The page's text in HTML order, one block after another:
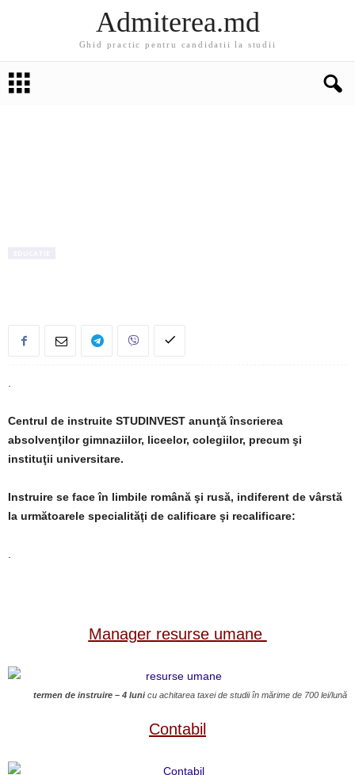
Admiterea.md
Ghid practic pentru candidatii la studii
Centrul de instruite STUDINVEST anunţă înscrierea
absolvenţilor gimnaziilor, liceelor, colegiilor, precum şi
instituţii universitare.
Instruire se face în limbile română şi rusă, indiferent de vârstă
la următoarele specialităţi de calificare şi recalificare:
Manager resurse umane
termen de instruire – 4 lunicu achitarea taxei de studii în mărime de 700 lei/lună
Contabil